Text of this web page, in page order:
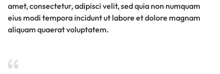
amet, consectetur, adipisci velit, sed quia non numquam
eius modi tempora incidunt ut labore et dolore magnam
aliquam quaerat voluptatem.